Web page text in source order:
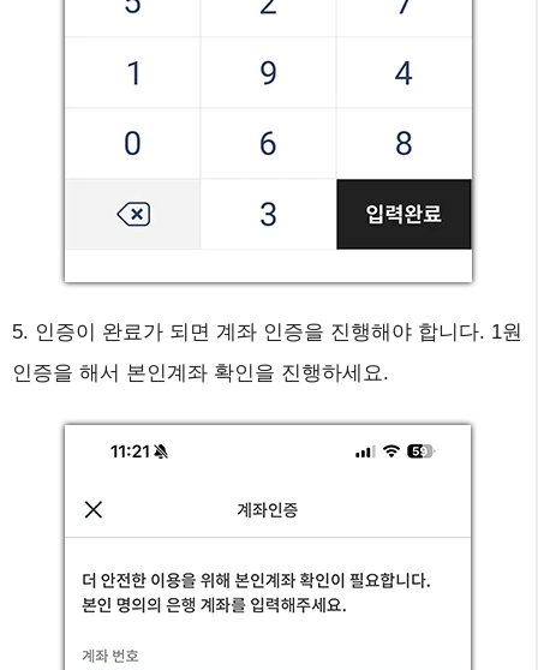
5. 인증이 완료가 되면 계좌 인증을 진행해야 합니다. 1원
인증을 해서 본인계좌 확인을 진행하세요.